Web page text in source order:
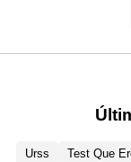
Urss Test Que